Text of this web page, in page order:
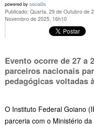
powered by social2s
Publicado: Quarta, 29 de Outubro de
Novembro de 2025, 16h10
Evento ocorre de 27 a
parceiros nacionais
pedagógicas voltadas
O Instituto Federal Goiano
parceria com o Ministério